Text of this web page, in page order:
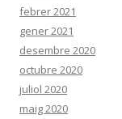
febrer 2021
gener 2021
desembre 2020
octubre 2020
juliol 2020
maig 2020